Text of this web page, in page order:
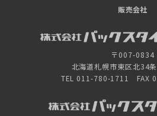
販売会社
〒007-0834
北海道札幌市東区北34
TEL 011-780-1711 FAX